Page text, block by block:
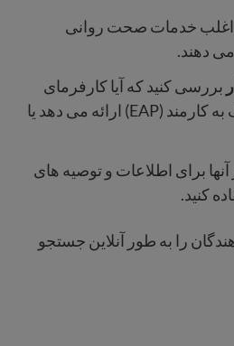
اغلب خدمات صحت روانی
دهند.
بررسی کنید که آیا کارفرمای
شما یک برنامه کمک به کارمند (EAP) ارائه می دهد یا
آنها برای اطلاعات و توصیه های
کنید.
را به طور آنلاین جستجو